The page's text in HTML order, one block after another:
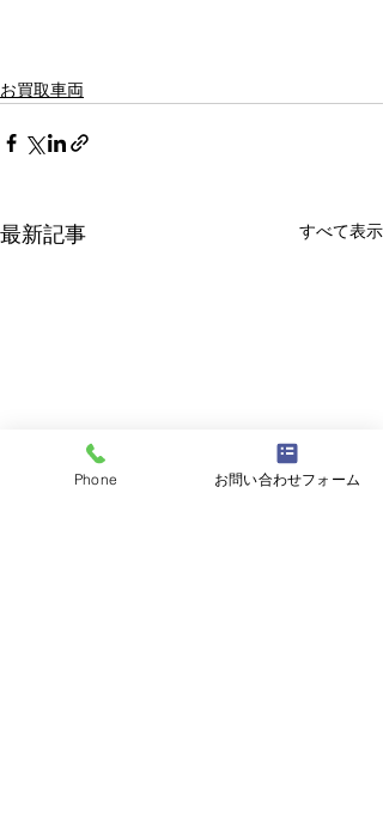
お買取車両
最新記事 すべて表示
Phone お問い合わせフォーム